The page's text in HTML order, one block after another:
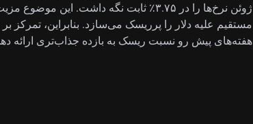
ژوئن نرخ‌ها را در ۳.۷۵٪ ثابت نگه داشت.
مستقیم علیه دلار را پرریسک می‌سازد. بنابراین، تمرکز
هفته‌های پیش رو نسبت ریسک به بازده جذاب‌تری ارائه